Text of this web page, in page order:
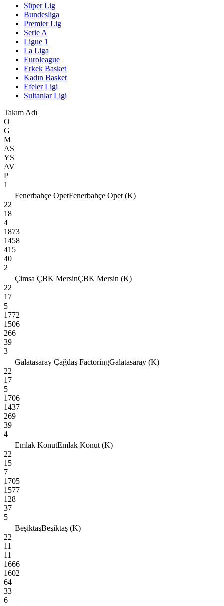
Süper Lig
Bundesliga
Premier Lig
Serie A
Ligue 1
La Liga
Euroleague
Erkek Basket
Kadın Basket
Efeler Ligi
Sultanlar Ligi
Takım Adı
O
G
M
AS
YS
AV
P
1
Fenerbahçe OpetFenerbahçe Opet (K)
22
18
4
1873
1458
415
40
2
Çimsa ÇBK MersinÇBK Mersin (K)
22
17
5
1772
1506
266
39
3
Galatasaray Çağdaş FactoringGalatasaray (K)
22
17
5
1706
1437
269
39
4
Emlak KonutEmlak Konut (K)
22
15
7
1705
1577
128
37
5
BeşiktaşBeşiktaş (K)
22
11
11
1666
1602
64
33
6